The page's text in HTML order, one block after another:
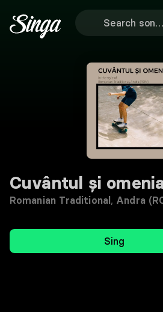
Cuvântul și
Romanian Traditional , Andra
Sing